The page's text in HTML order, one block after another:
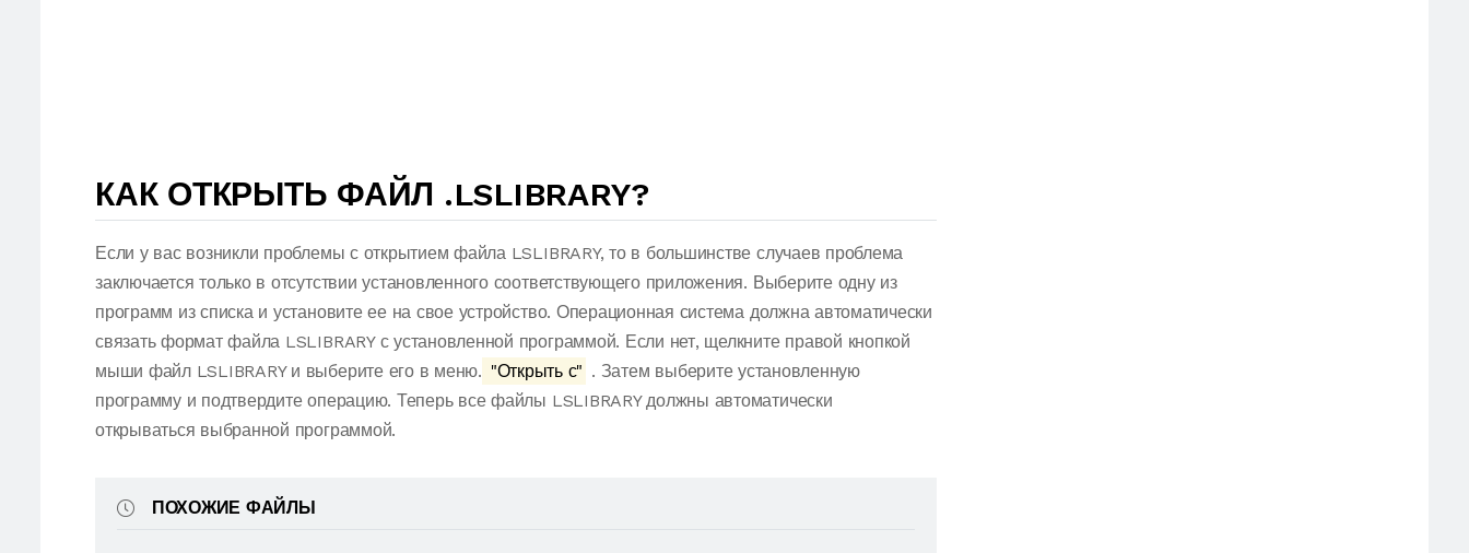
КАК ОТКРЫТЬ ФАЙЛ .LSLIBRARY?
Если у вас возникли проблемы с открытием файла LSLIBRARY, то в большинстве случаев проблема
заключается только в отсутствии установленного соответствующего приложения. Выберите одну из
программ из списка и установите ее на свое устройство. Операционная система должна автоматически
связать формат файла LSLIBRARY с установленной программой. Если нет, щелкните правой кнопкой
мыши файл LSLIBRARY и выберите его в меню. "Открыть с" . Затем выберите установленную
программу и подтвердите операцию. Теперь все файлы LSLIBRARY должны автоматически
открываться выбранной программой.
ПОХОЖИЕ ФАЙЛЫ